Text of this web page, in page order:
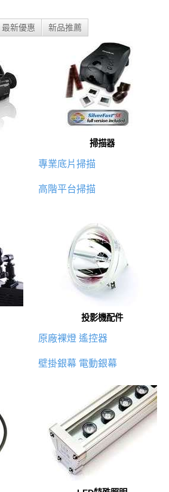
最新優惠 新品推薦
掃描器
專業底片掃描
高階平台掃描
投影機配件
原廠裸燈 遙控器
壁掛銀幕 電動銀幕